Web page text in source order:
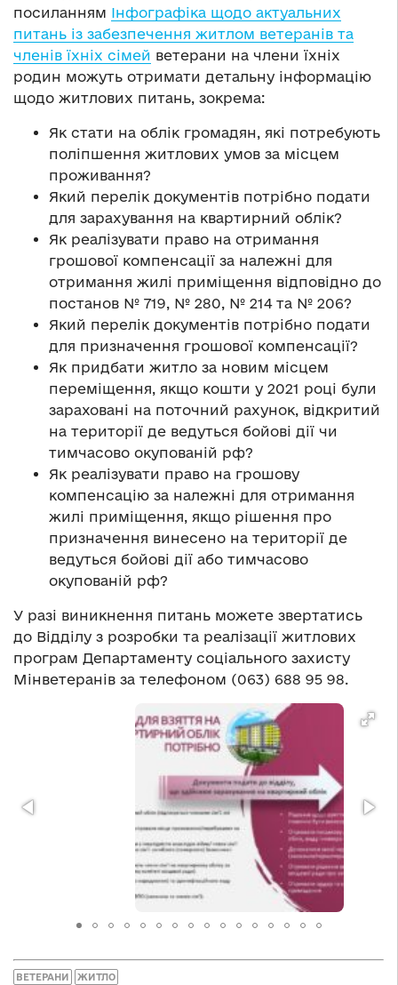
посиланням Інфографіка щодо актуальних
питань із забезпечення житлом ветеранів та
членів їхніх сімей ветерани на члени їхніх
родин можуть отримати детальну інформацію
щодо житлових питань, зокрема:
Як стати на облік громадян, які потребують
поліпшення житлових умов за місцем
проживання?
Який перелік документів потрібно подати
для зарахування на квартирний облік?
Як реалізувати право на отримання
грошової компенсації за належні для
отримання жилі приміщення відповідно до
постанов № 719, № 280, № 214 та № 206?
Який перелік документів потрібно подати
для призначення грошової компенсації?
Як придбати житло за новим місцем
переміщення, якщо кошти у 2021 році були
зараховані на поточний рахунок, відкритий
на території де ведуться бойові дії чи
тимчасово окупованій рф?
Як реалізувати право на грошову
компенсацію за належні для отримання
жилі приміщення, якщо рішення про
призначення винесено на території де
ведуться бойові дії або тимчасово
окупованій рф?
У разі виникнення питань можете звертатись
до Відділу з розробки та реалізації житлових
програм Департаменту соціального захисту
Мінветеранів за телефоном (063) 688 95 98.
ВЕТЕРАНИ ЖИТЛО